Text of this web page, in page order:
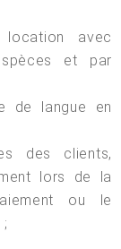
avec
et par
de langue en
des clients,
lors de la
ou le